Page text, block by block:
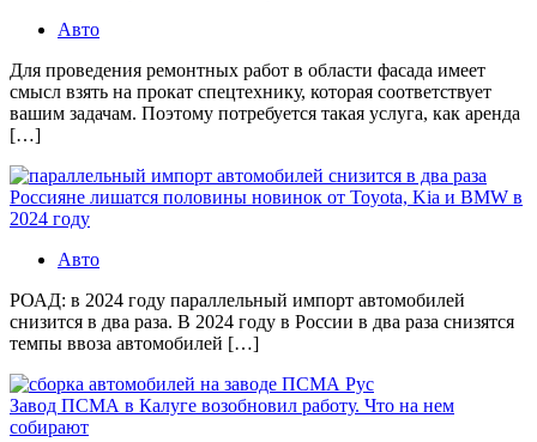
Авто
Для проведения ремонтных работ в области фасада имеет
смысл взять на прокат спецтехнику, которая соответствует
вашим задачам. Поэтому потребуется такая услуга, как аренда
[…]
Россияне лишатся половины новинок от Toyota, Kia и BMW в
2024 году
Авто
РОАД: в 2024 году параллельный импорт автомобилей
снизится в два раза. В 2024 году в России в два раза снизятся
темпы ввоза автомобилей […]
Завод ПСМА в Калуге возобновил работу. Что на нем
собирают